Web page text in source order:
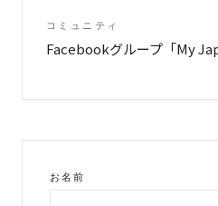
コミュニティ
Facebookグループ「My
お名前